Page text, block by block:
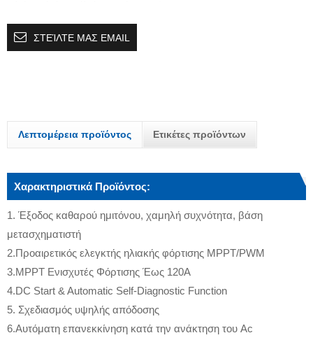
ΣΤΕΊΛΤΕ ΜΑΣ EMAIL
Λεπτομέρεια προϊόντος Ετικέτες προϊόντων
Χαρακτηριστικά Προϊόντος:
1. Έξοδος καθαρού ημιτόνου, χαμηλή συχνότητα, βάση
μετασχηματιστή
2.Προαιρετικός ελεγκτής ηλιακής φόρτισης MPPT/PWM
3.MPPT Ενισχυτές Φόρτισης Έως 120Α
4.DC Start & Automatic Self-Diagnostic Function
5. Σχεδιασμός υψηλής απόδοσης
6.Αυτόματη επανεκκίνηση κατά την ανάκτηση του Ac